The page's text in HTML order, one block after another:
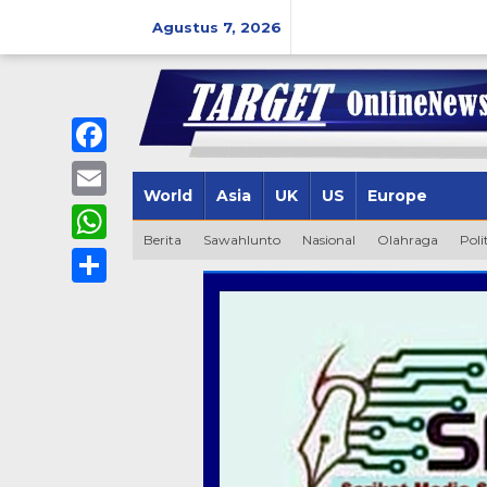
Agustus 7, 2026
World Asia UK US Europe
Berita Sawahlunto Nasional Olahraga
Facebook
Email
WhatsApp